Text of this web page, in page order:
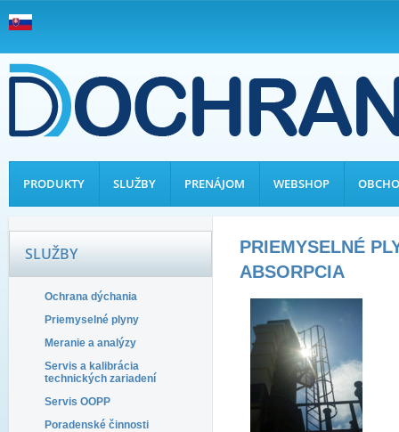
PRODUKTY SLUŽBY PRENÁJOM WEBSHOP
PRIEMYSELNÉ
ABSORPCIA
SLUŽBY
Ochrana dýchania
Priemyselné plyny
Meranie a analýzy
Servis a kalibrácia
technických zariadení
Servis OOPP
Poradenské činnosti